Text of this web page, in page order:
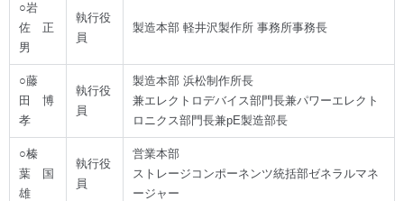
○岩
佐 正
男
執行役
員
製造本部 軽井沢製作所 事務所事務長
○藤
田 博
孝
執行役
員
製造本部 浜松制作所長
兼エレクトロデバイス部門長兼パワーエレクト
ロニクス部門長兼pE製造部長
○榛
葉 国
雄
執行役
員
営業本部
ストレージコンポーネンツ統括部ゼネラルマネ
ージャー